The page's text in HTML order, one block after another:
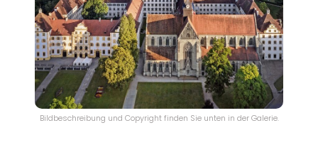
Bildbeschreibung und Copyright finden Sie unten in der Galerie.